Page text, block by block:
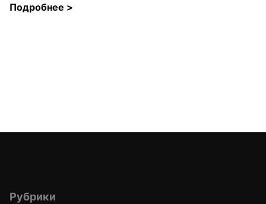
Подробнее >
Рубрики